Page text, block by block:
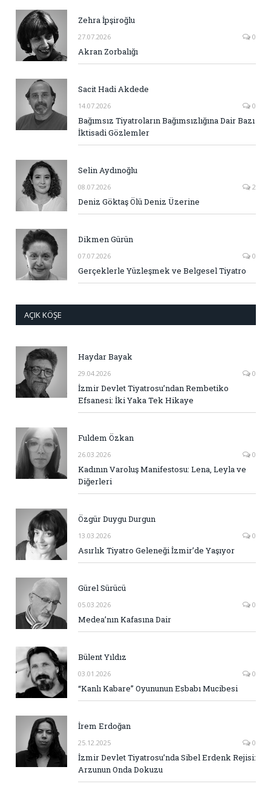
Zehra İpşiroğlu
27.07.2026 0
Akran Zorbalığı
Sacit Hadi Akdede
14.07.2026 0
Bağımsız Tiyatroların Bağımsızlığına Dair Bazı
İktisadi Gözlemler
Selin Aydınoğlu
08.07.2026 2
Deniz Göktaş Ölü Deniz Üzerine
Dikmen Gürün
07.07.2026 0
Gerçeklerle Yüzleşmek ve Belgesel Tiyatro
AÇIK KÖŞE
Haydar Bayak
29.04.2026 0
İzmir Devlet Tiyatrosu’ndan Rembetiko
Efsanesi: İki Yaka Tek Hikaye
Fuldem Özkan
26.03.2026 0
Kadının Varoluş Manifestosu: Lena, Leyla ve
Diğerleri
Özgür Duygu Durgun
13.03.2026 0
Asırlık Tiyatro Geleneği İzmir’de Yaşıyor
Gürel Sürücü
05.03.2026 0
Medea’nın Kafasına Dair
Bülent Yıldız
03.01.2026 0
“Kanlı Kabare” Oyununun Esbabı Mucibesi
İrem Erdoğan
25.12.2025 0
İzmir Devlet Tiyatrosu’nda Sibel Erdenk Rejisi:
Arzunun Onda Dokuzu